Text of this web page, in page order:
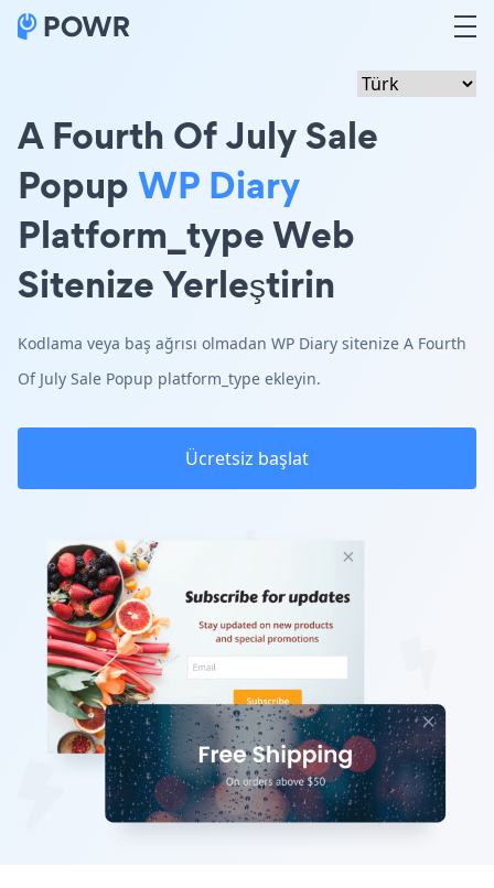
A Fourth Of July Sale
PopupWP Diary
Platform_type Web
Sitenize Yerleştirin
Kodlama veya baş ağrısı olmadan WP Diary sitenize A Fourth
Of July Sale Popup platform_type ekleyin.
Ücretsiz başlat